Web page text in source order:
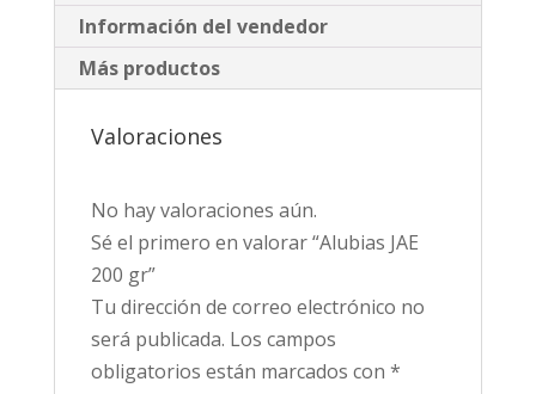
Información del vendedor
Más productos
Valoraciones
No hay valoraciones aún.
Sé el primero en valorar “Alubias JAE
200 gr”
Tu dirección de correo electrónico no
será publicada. Los campos
obligatorios están marcados con *